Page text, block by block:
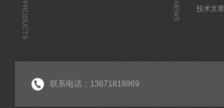
PRODUCTS NEWS
技术文
联系电话：13671818969